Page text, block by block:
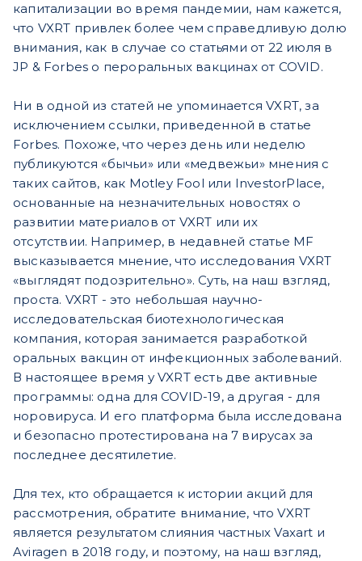
капитализации во время пандемии, нам кажется,
что VXRT привлек более чем справедливую долю
внимания, как в случае со статьями от 22 июля в
JP & Forbes о пероральных вакцинах от COVID.
Ни в одной из статей не упоминается VXRT, за
исключением ссылки, приведенной в статье
Forbes. Похоже, что через день или неделю
публикуются «бычьи» или «медвежьи» мнения с
таких сайтов, как Motley Fool или InvestorPlace,
основанные на незначительных новостях о
развитии материалов от VXRT или их
отсутствии. Например, в недавней статье MF
высказывается мнение, что исследования VXRT
«выглядят подозрительно». Суть, на наш взгляд,
проста. VXRT - это небольшая научно-
исследовательская биотехнологическая
компания, которая занимается разработкой
оральных вакцин от инфекционных заболеваний.
В настоящее время у VXRT есть две активные
программы: одна для COVID-19, а другая - для
норовируса. И его платформа была исследована
и безопасно протестирована на 7 вирусах за
последнее десятилетие.
Для тех, кто обращается к истории акций для
рассмотрения, обратите внимание, что VXRT
является результатом слияния частных Vaxart и
Aviragen в 2018 году, и поэтому, на наш взгляд,